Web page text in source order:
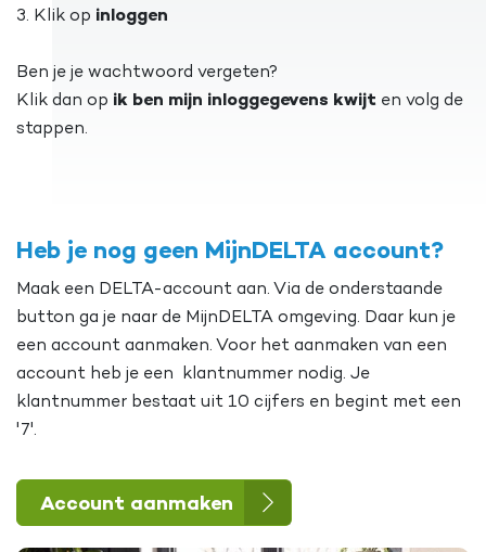
3. Klik op inloggen
Ben je je wachtwoord vergeten?
Klik dan op ik ben mijn inloggegevens kwijt en volg de
stappen.
Heb je nog geen MijnDELTA account?
Maak een DELTA-account aan. Via de onderstaande
button ga je naar de MijnDELTA omgeving. Daar kun je
een account aanmaken. Voor het aanmaken van een
account heb je een klantnummer nodig. Je
klantnummer bestaat uit 10 cijfers en begint met een
'7'.
Account aanmaken